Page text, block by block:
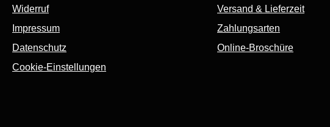
Widerruf
Impressum
Datenschutz
Cookie-Einstellungen
Versand & Lieferzeit
Zahlungsarten
Online-Broschüre